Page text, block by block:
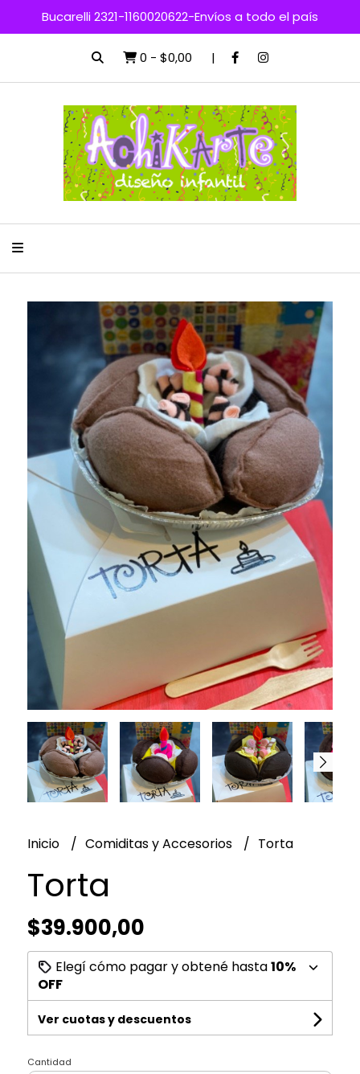
Bucarelli 2321-1160020622-Envíos a todo el país
0 - $0,00
Inicio Comiditas y Accesorios Torta
Torta
$39.900,00
Elegí cómo pagar y obtené hasta10%
OFF
Ver cuotas y descuentos
Cantidad